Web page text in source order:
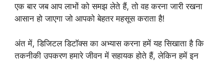
एक बार जब आप लाभों को समझ लेते हैं, तो वह करना जारी रखना
आसान हो जाएगा जो आपको बेहतर महसूस कराता है!
अंत में, डिजिटल डिटॉक्स का अभ्यास करना हमें यह सिखाता है कि
तकनीकी उपकरण हमारे जीवन में सहायक होते हैं, लेकिन हमें इन